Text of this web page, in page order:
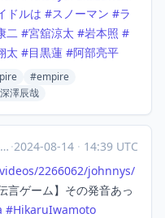
ドルは #スノーマン #ラ
二 #宮舘涼太 #岩本照 #
太 #目黒蓮 #阿部亮平
#empire
澤辰哉
·2024-08-14 · 14:39 UTC
2266062/johnnys/
言ゲーム】その発音あっ
#HikaruIwamoto